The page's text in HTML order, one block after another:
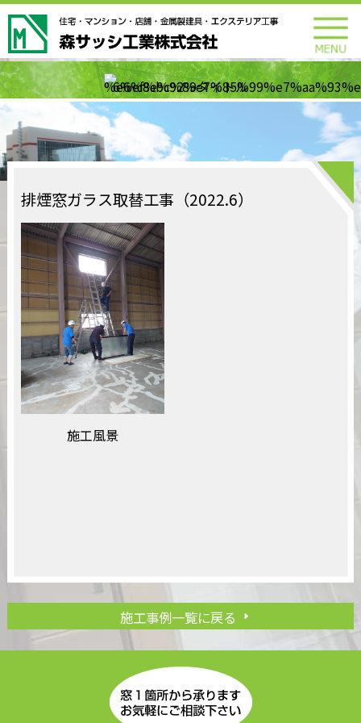
排煙窓ガラス取替工事（2022.6）
施工風景
施工事例一覧に戻る